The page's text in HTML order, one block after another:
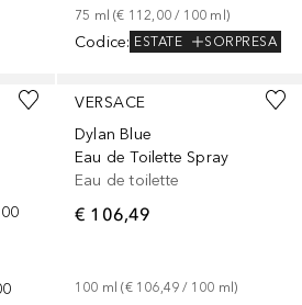
75 ml (€ 112,00 / 100 ml)
Codice: ESTATE SORPRESA
VERSACE
Dylan Blue
Eau de Toilette Spray
Eau de toilette
€ 106,49
100 ml (€ 106,49 / 100 ml)